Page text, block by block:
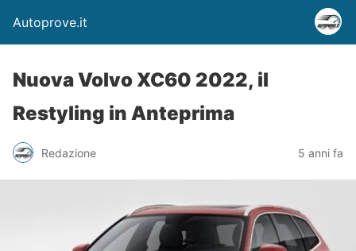
Autoprove.it
Nuova Volvo XC60 2022, il
Restyling in Anteprima
Redazione 5 anni fa